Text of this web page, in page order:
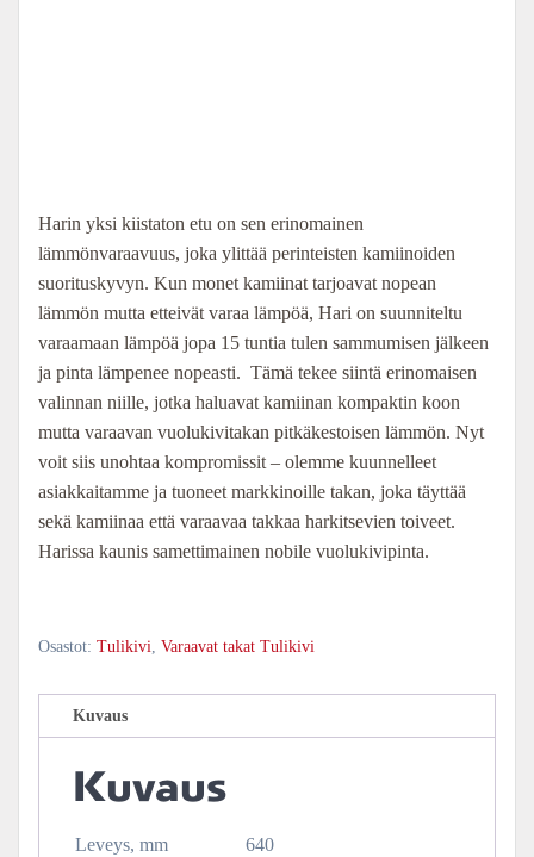
Harin yksi kiistaton etu on sen erinomainen
lämmönvaraavuus, joka ylittää perinteisten kamiinoiden
suorituskyvyn. Kun monet kamiinat tarjoavat nopean
lämmön mutta etteivät varaa lämpöä, Hari on suunniteltu
varaamaan lämpöä jopa 15 tuntia tulen sammumisen jälkeen
ja pinta lämpenee nopeasti. Tämä tekee siintä erinomaisen
valinnan niille, jotka haluavat kamiinan kompaktin koon
mutta varaavan vuolukivitakan pitkäkestoisen lämmön. Nyt
voit siis unohtaa kompromissit – olemme kuunnelleet
asiakkaitamme ja tuoneet markkinoille takan, joka täyttää
sekä kamiinaa että varaavaa takkaa harkitsevien toiveet.
Harissa kaunis samettimainen nobile vuolukivipinta.
Osastot: Tulikivi, Varaavat takat Tulikivi
Kuvaus
Kuvaus
Leveys, mm
640